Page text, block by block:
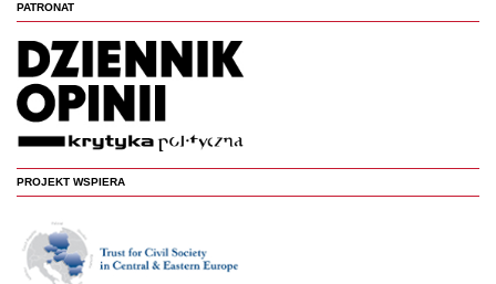
PATRONAT
PROJEKT WSPIERA